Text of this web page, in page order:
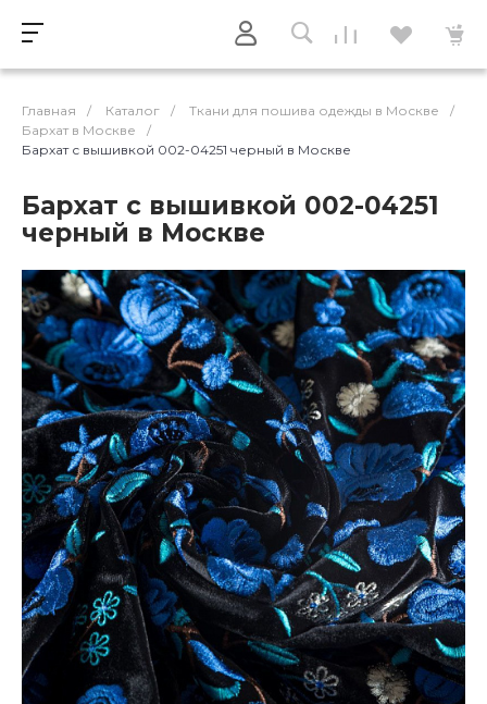
Главная / Каталог / Ткани для пошива одежды в Москве
/
Бархат в Москве
/
Бархат с вышивкой 002-04251 черный в Москве
Бархат с вышивкой 002-04251
черный в Москве